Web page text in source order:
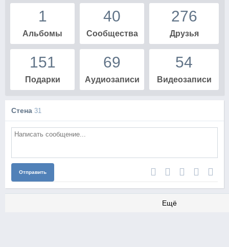
1
Альбомы
40
Сообщества
276
Друзья
151
Подарки
69
Аудиозаписи
54
Видеозаписи
Стена 31
Отправить
Ещё